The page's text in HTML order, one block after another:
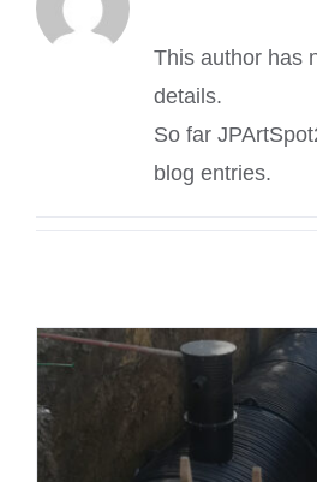
This author has
details.
So far
blog entries.